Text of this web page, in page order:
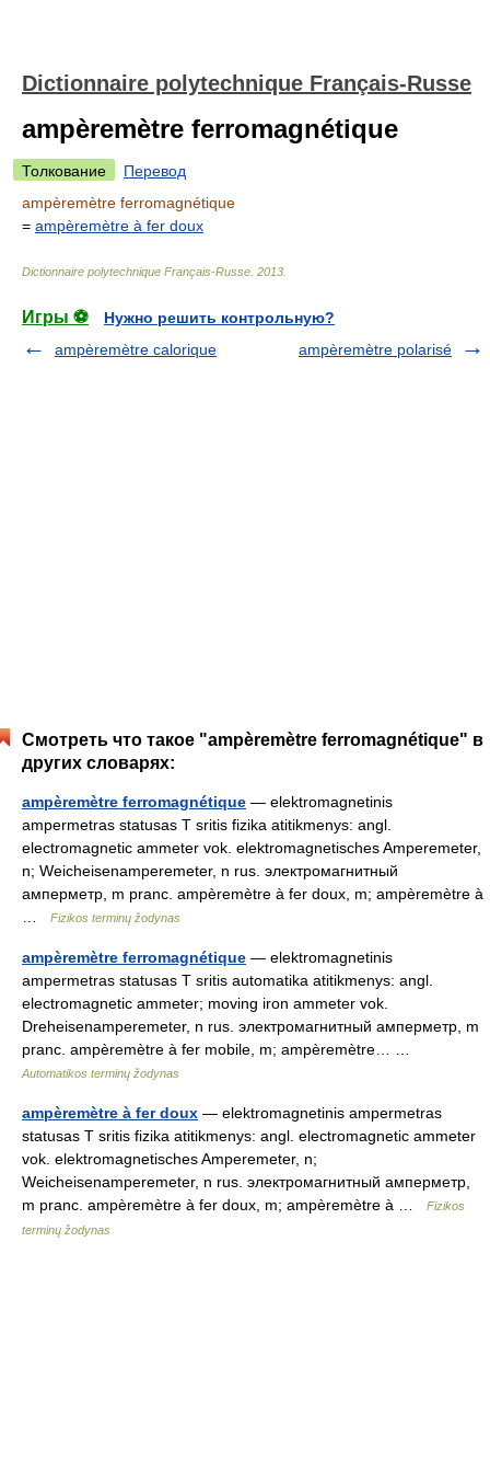
Dictionnaire polytechnique Français-Russe
ampèremètre ferromagnétique
Толкование
Перевод
ampèremètre ferromagnétique
= ampèremètre à fer doux
Dictionnaire polytechnique Français-Russe 2013
Игры ⚽
Нужно решить контрольную?
ampèremètre calorique
ampèremètre polarisé
Смотреть что такое "ampèremètre ferromagnétique" в
других словарях:
ampèremètre ferromagnétique — elektromagnetinis
ampermetras statusas T sritis fizika atitikmenys: angl.
electromagnetic ammeter vok. elektromagnetisches Amperemeter,
n; Weicheisenamperemeter, n rus. электромагнитный
амперметр, m pranc. ampèremètre à fer doux, m; ampèremètre à
Fizikos terminų žodynas
ampèremètre ferromagnétique — elektromagnetinis
ampermetras statusas T sritis automatika atitikmenys: angl.
electromagnetic ammeter; moving iron ammeter vok.
Dreheisenamperemeter, n rus. электромагнитный амперметр, m
pranc. ampèremètre à fer mobile, m; ampèremètre… …
Automatikos terminų žodynas
ampèremètre à fer doux — elektromagnetinis ampermetras
statusas T sritis fizika atitikmenys: angl. electromagnetic ammeter
vok. elektromagnetisches Amperemeter, n;
Weicheisenamperemeter, n rus. электромагнитный амперметр,
m pranc. ampèremètre à fer doux, m; ampèremètre à …
Fizikos
terminų žodynas